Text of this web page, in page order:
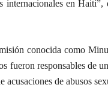
internacionales en
conocida como
fueron responsables de
acusaciones de abusos